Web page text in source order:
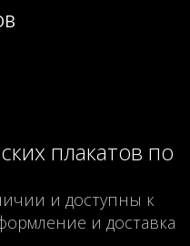
плакатов по
и доступны к
и доставка